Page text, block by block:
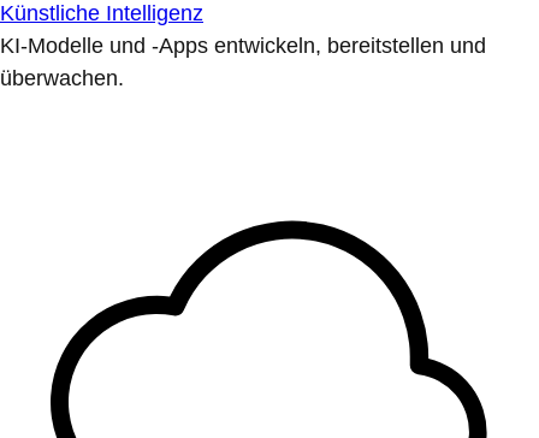
Künstliche Intelligenz
KI-Modelle und -Apps entwickeln, bereitstellen und
überwachen.